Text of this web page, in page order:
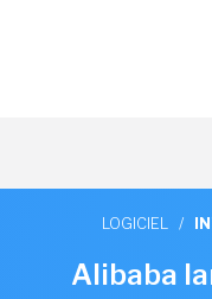
LOGICIEL /
Alibaba